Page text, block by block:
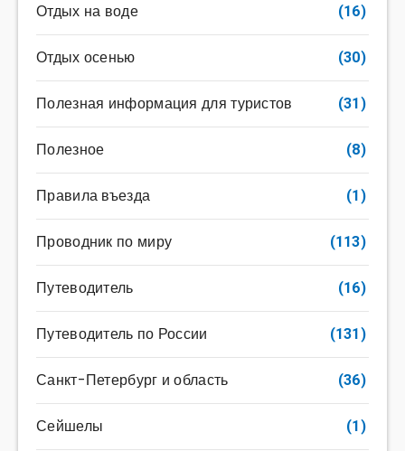
Отдых на воде (16)
Отдых осенью (30)
Полезная информация для туристов (31)
Полезное (8)
Правила въезда (1)
Проводник по миру (113)
Путеводитель (16)
Путеводитель по России (131)
Санкт-Петербург и область (36)
Сейшелы (1)